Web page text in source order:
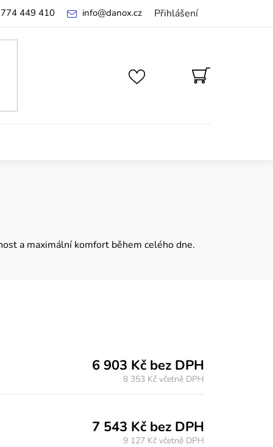
Přihlášení
info@danox.cz
449 410
NÁKUPNÍ
KOŠÍK
a maximální komfort během celého dne.
8 353 Kč včetně DPH
6 903 Kč bez DPH
9 127 Kč včetně DPH
7 543 Kč bez DPH